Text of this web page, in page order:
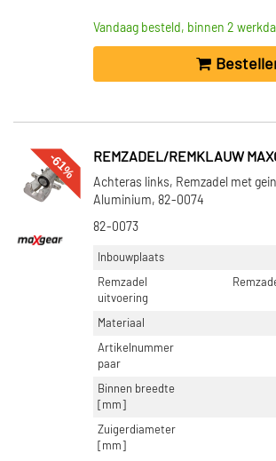
Vandaag besteld, binnen 2
-61% REMZADEL/REMKLAUW
Achteras links, Remzadel met
Aluminium, 82-0074
82-0073
Inbouwplaats
Remzadel
uitvoering
Materiaal
Artikelnummer
paar
Binnen breedte
[mm]
Zuigerdiameter
[mm]